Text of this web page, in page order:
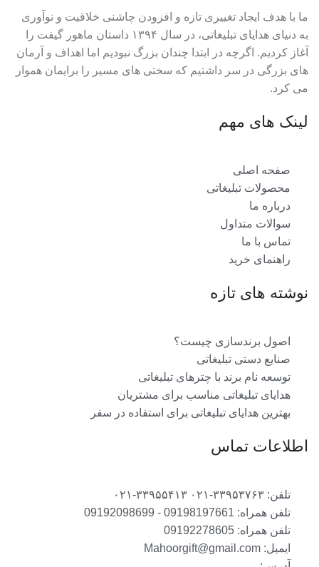
ما با هدف ایجاد تغییری تازه و افزودن چاشنی خلاقیت و نوآوری
به دنیای هدایای تبلیغاتی، در سال ۱۳۹۴ داستان ماهور گیفت را
آغاز کردیم. اگرچه در ابتدا چندان بزرگ نبودیم اما اهداف و آرمان
های بزرگی در سر داشتیم که سختی های مسیر را برایمان هموار
می کرد.
لینک های مهم
صفحه اصلی
محصولات تبلیغاتی
درباره ما
سوالات متداول
تماس با ما
راهنمای خرید
نوشته های تازه
اصول برندسازی چیست؟
صنایع دستی تبلیغاتی
توسعه نام برند با چترهای تبلیغاتی
هدایای تبلیغاتی مناسب برای مشتریان
بهترین هدایای تبلیغاتی برای استفاده در سفر
اطلاعات تماس
تلفن: ۳۳۹۵۳۷۶۳-۰۲۱ ۳۳۹۵۵۴۱۳-۰۲۱
تلفن همراه: 09198197661 - 09192098699
تلفن همراه: 09192278605
ایمیل: Mahoorgift@gmail.com